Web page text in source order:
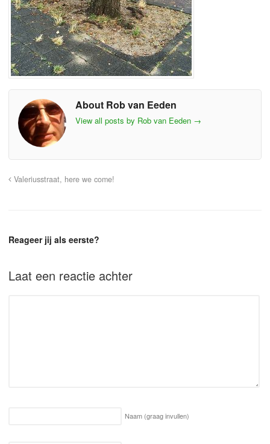
About Rob van Eeden
View all posts by Rob van Eeden →
Valeriusstraat, here we come!
Reageer jij als eerste?
Laat een reactie achter
Naam (graag invullen)